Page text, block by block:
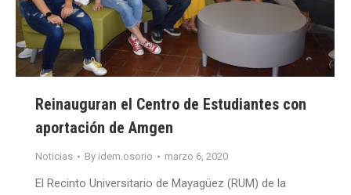
Reinauguran el Centro de Estudiantes con
aportación de Amgen
Noticias By idem.osorio marzo 6, 2020
El Recinto Universitario de Mayagüez (RUM) de la